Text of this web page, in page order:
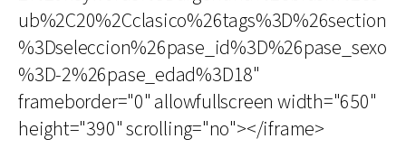
ub%2C20%2Cclasico%26tags%3D%26section
%3Dseleccion%26pase_id%3D%26pase_sexo
%3D-2%26pase_edad%3D18"
frameborder="0" allowfullscreen width="650"
height="390" scrolling="no"></iframe>